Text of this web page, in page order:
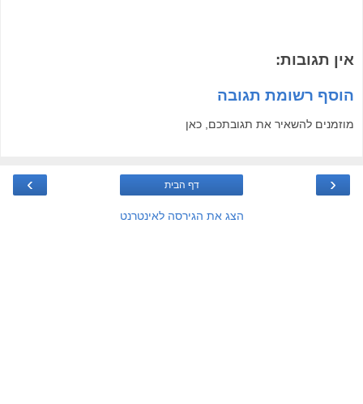
אין תגובות:
הוסף רשומת תגובה
מוזמנים להשאיר את תגובתכם, כאן
‹
› דף הבית
הצג את הגירסה לאינטרנט